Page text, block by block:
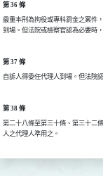
第 36 條
最重本刑為拘役或專科罰金之案件
到場。但法院或檢察官認為必要時
第 37 條
自訴人得委任代理人到場。但法院
第 38 條
第二十八條至第三十條、第三十二
人之代理人準用之。